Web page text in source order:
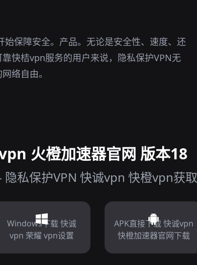
保障安全。产品。无论是安全性、速度、还
快桔vpn服务的用户来说，隐私保护VPN无
络自由。
火橙加速器官网 版本18
私保护VPN 快诚vpn 快橙vpn获取
Windows下载 快诚
vpn 荣耀 vpn设置
APK直接下载 快诚vpn
快橙加速器官网下载